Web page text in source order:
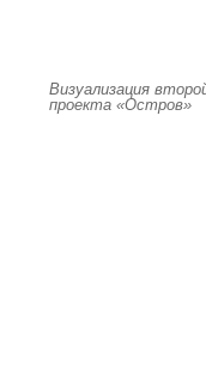
Визуализация
проекта «Остров»